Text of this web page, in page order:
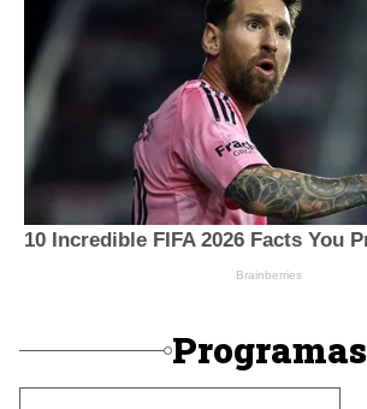
Programas